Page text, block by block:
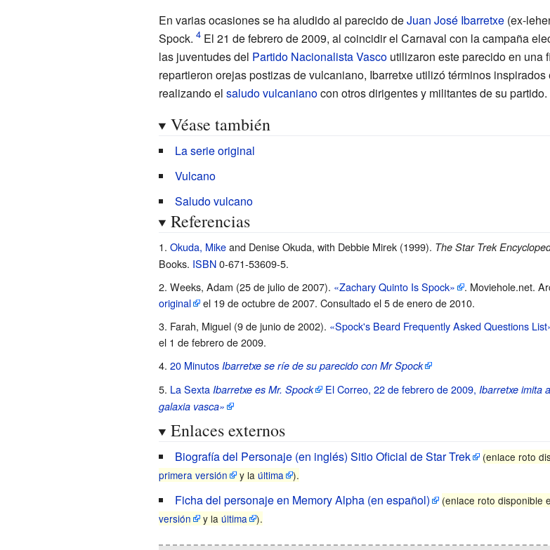
En varias ocasiones se ha aludido al parecido deJuan José Ibarretxe(ex-
Spock. El 21 de febrero de 2009, al coincidir el Carnaval con la campaña
las juventudes del Partido Nacionalista Vascoutilizaron este parecido en una
repartieron orejas postizas de vulcaniano, Ibarretxe utilizó términos inspirados
realizando el saludo vulcanianocon otros dirigentes y militantes de su partido.
Véase también
La serie original
Vulcano
Saludo vulcano
Referencias
Okuda, Mikeand Denise Okuda, with Debbie Mirek (1999). The Star Trek
Books. ISBN 0-671-53609-5.
Weeks, Adam (25 de julio de 2007). «Zachary Quinto Is Spock» . Moviehole.net.
original
el 19 de octubre de 2007. Consultado el 5 de enero de 2010.
Farah, Miguel (9 de junio de 2002). «Spock's Beard Frequently Asked Questions
el 1 de febrero de 2009.
20 Minutos Ibarretxe se ríe de su parecido con Mr Spock
La Sexta Ibarretxe es Mr. Spock El Correo, 22 de febrero de 2009, Ibarretxe imita
galaxia vasca»
Enlaces externos
Biografía del Personaje (en inglés) Sitio Oficial de Star Trek (enlace roto
primera versión
y la última ).
Ficha del personaje en Memory Alpha (en español) (enlace roto disponible
versión
y la última ).